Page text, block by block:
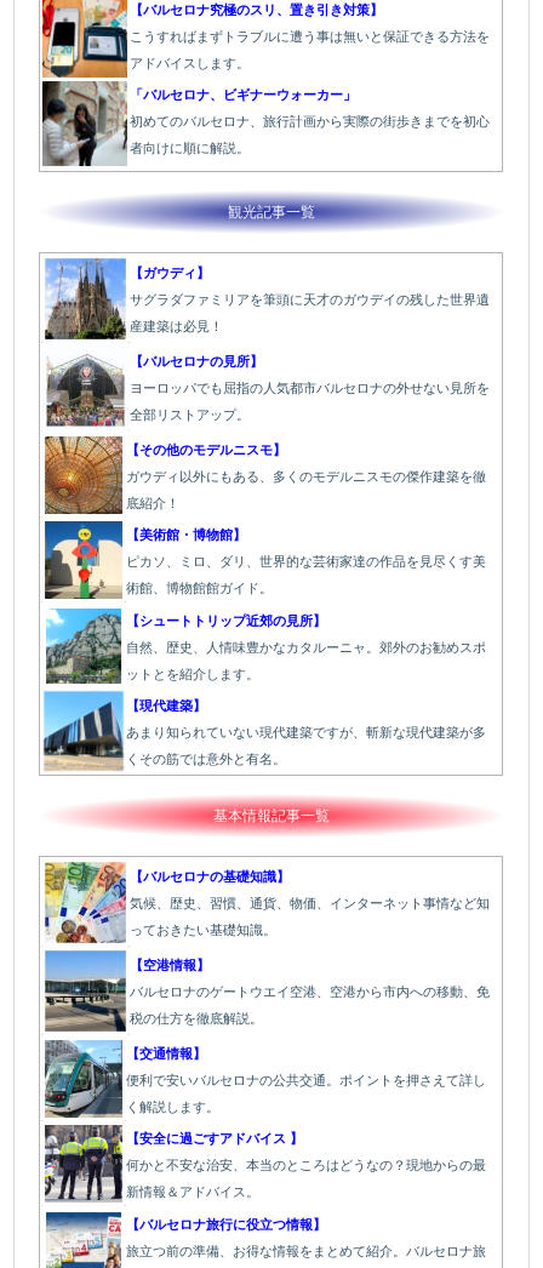
【バルセロナ究極のスリ、置き引き対策】
こうすればまずトラブルに遭う事は無いと保証できる方法を
アドバイスします。
「バルセロナ、ビギナーウォーカー」
初めてのバルセロナ、旅行計画から実際の街歩きまでを初心
者向けに順に解説。
観光記事一覧
【ガウディ】
サグラダファミリアを筆頭に天才のガウデイの残した世界遺
産建築は必見！
【バルセロナの見所】
ヨーロッパでも屈指の人気都市バルセロナの外せない見所を
全部リストアップ。
【その他のモデルニスモ】
ガウディ以外にもある、多くのモデルニスモの傑作建築を徹
底紹介！
【美術館・博物館】
ピカソ、ミロ、ダリ、世界的な芸術家達の作品を見尽くす美
術館、博物館館ガイド。
【シュートトリップ近郊の見所】
自然、歴史、人情味豊かなカタルーニャ。郊外のお勧めスポ
ットとを紹介します。
【現代建築】
あまり知られていない現代建築ですが、斬新な現代建築が多
くその筋では意外と有名。
基本情報記事一覧
【バルセロナの基礎知識】
気候、歴史、習慣、通貨、物価、インターネット事情など知
っておきたい基礎知識。
【空港情報】
バルセロナのゲートウエイ空港、空港から市内への移動、免
税の仕方を徹底解説。
【交通情報】
便利で安いバルセロナの公共交通。ポイントを押さえて詳し
く解説します。
【安全に過ごすアドバイス 】
何かと不安な治安、本当のところはどうなの？現地からの最
新情報＆アドバイス。
【バルセロナ旅行に役立つ情報】
旅立つ前の準備、お得な情報をまとめて紹介。バルセロナ旅